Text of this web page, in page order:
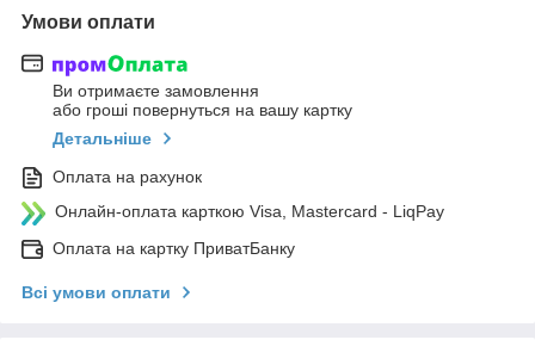
Умови оплати
Ви отримаєте замовлення
або гроші повернуться на вашу картку
Детальніше
Оплата на рахунок
Онлайн-оплата карткою Visa, Mastercard - LiqPay
Оплата на картку ПриватБанку
Всі умови оплати